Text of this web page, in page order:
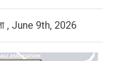
, June 9th, 2026